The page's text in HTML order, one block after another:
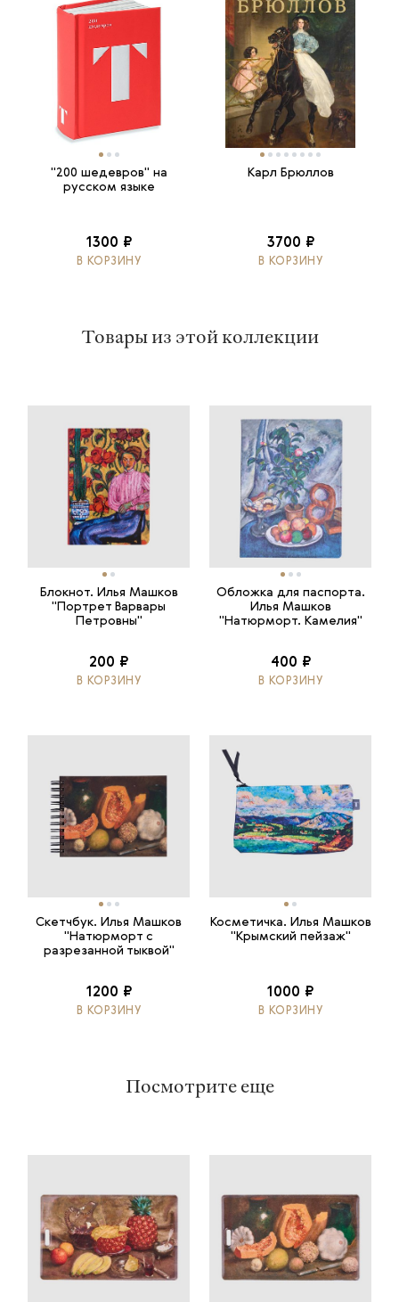
"200 шедевров" на
русском языке
1300 ₽
В КОРЗИНУ
Карл Брюллов
3700 ₽
В КОРЗИНУ
Товары из этой коллекции
Блокнот. Илья Машков
"Портрет Варвары
Петровны"
200 ₽
В КОРЗИНУ
Обложка для паспорта.
Илья Машков
"Натюрморт. Камелия"
400 ₽
В КОРЗИНУ
Скетчбук. Илья Машков
"Натюрморт с
разрезанной тыквой"
1200 ₽
В КОРЗИНУ
Косметичка. Илья Машков
"Крымский пейзаж"
1000 ₽
В КОРЗИНУ
Посмотрите еще